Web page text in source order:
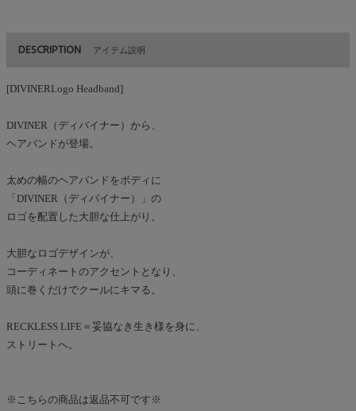
DESCRIPTION アイテム説明
[DIVINERLogo Headband]
DIVINER（ディバイナー）から、
ヘアバンドが登場。
太めの幅のヘアバンドをボディに
「DIVINER（ディバイナー）」の
ロゴを配置した大胆な仕上がり。
大胆なロゴデザインが、
コーディネートのアクセントとなり、
頭に巻くだけでクールにキマる。
RECKLESS LIFE＝妥協なき生き様を身に、
ストリートへ。
※こちらの商品は返品不可です※